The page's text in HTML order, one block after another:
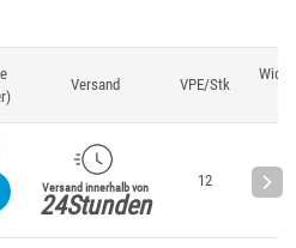
Versand VPE/Stk
Versand innerhalb von
24Stunden
12